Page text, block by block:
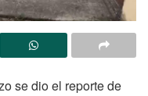
se dio el reporte de